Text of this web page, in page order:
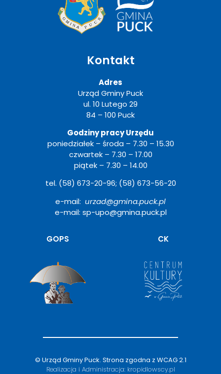
Kontakt
Adres
Urząd Gminy Puck
ul. 10 Lutego 29
84 – 100 Puck
Godziny pracy Urzędu
poniedziałek – środa – 7.30 – 15.30
czwartek – 7.30 – 17.00
piątek – 7.30 – 14.00
tel. (58) 673-20-96; (58) 673-56-20
e-mail: urzad@gmina.puck.pl
e-mail: sp-upo@gmina.puck.pl
GOPS CK
© Urząd Gminy Puck. Strona zgodna z WCAG 2.1
Realizacja i Administracja: kropidlowscy.pl